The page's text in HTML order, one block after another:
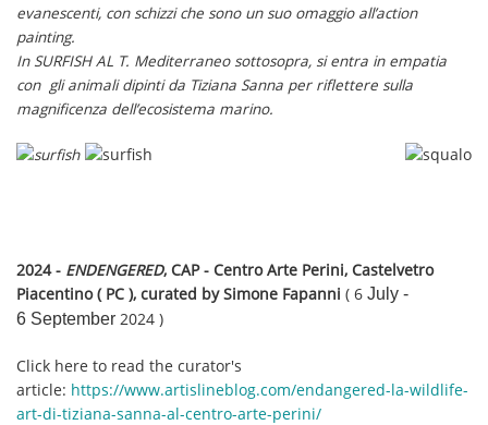
evanescenti, con schizzi che sono un suo omaggio all’action
painting.
In SURFISH AL T. Mediterraneo sottosopra, si entra in empatia
con gli animali dipinti da Tiziana Sanna per riflettere sulla
magnificenza dell’ecosistema marino.
2024 - ENDENGERED, CAP - Centro Arte Perini, Castelvetro
Piacentino ( PC ), curated by Simone Fapanni ( 6 July -
6 September 2024 )
Click here to read the curator's
article: https://www.artislineblog.com/endangered-la-wildlife-
art-di-tiziana-sanna-al-centro-arte-perini/